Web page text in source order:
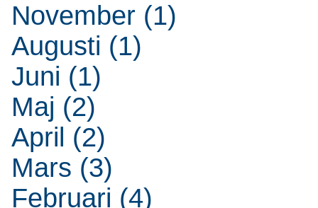
November (1)
Augusti (1)
Juni (1)
Maj (2)
April (2)
Mars (3)
Februari (4)